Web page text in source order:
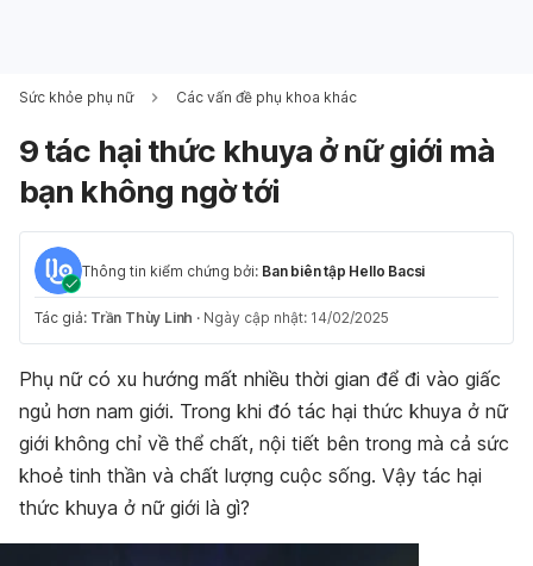
Sức khỏe phụ nữ Các vấn đề phụ khoa khác
9 tác hại thức khuya ở nữ giới mà
bạn không ngờ tới
Thông tin kiểm chứng bởi: Ban biên tập Hello Bacsi
Tác giả: Trần Thùy Linh · Ngày cập nhật: 14/02/2025
Phụ nữ có xu hướng mất nhiều thời gian để đi vào giấc
ngủ hơn nam giới. Trong khi đó tác hại thức khuya ở nữ
giới không chỉ về thể chất, nội tiết bên trong mà cả sức
khoẻ tinh thần và chất lượng cuộc sống. Vậy tác hại
thức khuya ở nữ giới là gì?